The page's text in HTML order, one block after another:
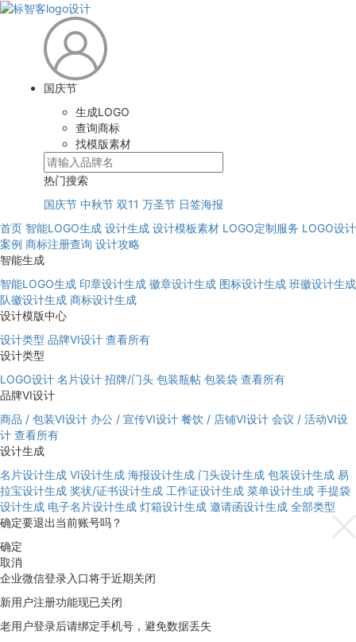
国庆节
生成LOGO
查询商标
找模版素材
热门搜索
国庆节 中秋节 双11 万圣节 日签海报
首页 智能LOGO生成 设计生成 设计模板素材 LOGO定制服务 LOGO设计
案例 商标注册查询 设计攻略
智能生成
智能LOGO生成 印章设计生成 徽章设计生成 图标设计生成 班徽设计生成
队徽设计生成 商标设计生成
设计模版中心
设计类型 品牌VI设计 查看所有
设计类型
LOGO设计 名片设计 招牌/门头 包装瓶帖 包装袋 查看所有
品牌VI设计
商品 / 包装VI设计 办公 / 宣传VI设计 餐饮 / 店铺VI设计 会议 / 活动VI设
计 查看所有
设计生成
名片设计生成 VI设计生成 海报设计生成 门头设计生成 包装设计生成 易
拉宝设计生成 奖状/证书设计生成 工作证设计生成 菜单设计生成 手提袋
设计生成 电子名片设计生成 灯箱设计生成 邀请函设计生成 全部类型
确定要退出当前账号吗？
确定
取消
企业微信登录入口将于近期关闭
新用户注册功能现已关闭
老用户登录后请绑定手机号，避免数据丢失